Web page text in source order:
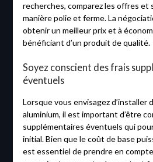
recherches, comparez les offres et
manière polie et ferme. La
obtenir un meilleur prix et à
bénéficiant d’un produit de qualité.
Soyez conscient des frais
éventuels
Lorsque vous envisagez d’installer
aluminium, il est important d’être
supplémentaires éventuels qui
initial. Bien que le coût de base
est essentiel de prendre en